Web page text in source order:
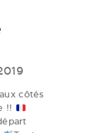
côtés
!!